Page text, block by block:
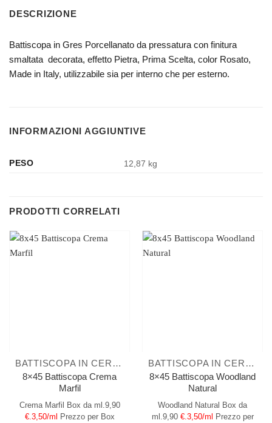
DESCRIZIONE
Battiscopa in Gres Porcellanato da pressatura con finitura
smaltata decorata, effetto Pietra, Prima Scelta, color Rosato,
Made in Italy, utilizzabile sia per interno che per esterno.
INFORMAZIONI AGGIUNTIVE
PESO 12,87 kg
PRODOTTI CORRELATI
BATTISCOPA IN CERAMICA
8×45 Battiscopa Crema
Marfil
Crema Marfil
Box da ml.9,90
€.3,50/ml
Prezzo per Box
BATTISCOPA IN CERAMICA
8×45 Battiscopa Woodland
Natural
Woodland Natural Box da
ml.9,90 €.3,50/ml
Prezzo per